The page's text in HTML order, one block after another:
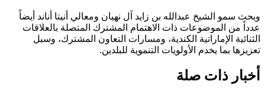
وبحث سمو الشيخ عبدالله بن زايد آل نهيان ومعالي أنيتا أناند أيضاً
عدداً من الموضوعات ذات الاهتمام المشترك المتصلة بالعلاقات
الثنائية الإماراتية الكندية، ومسارات التعاون المشترك، وسبل
تعزيزها بما يخدم الأولويات التنموية للبلدين.
أخبار ذات صلة